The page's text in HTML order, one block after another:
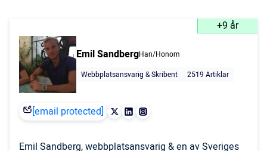
+9 år
Emil SandbergHan/Honom
Webbplatsansvarig & Skribent
2519 Artiklar
[email protected]
Emil Sandberg, webbplatsansvarig & en av Sveriges